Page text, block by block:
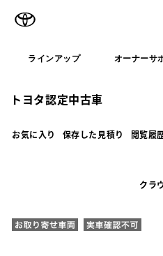
ラインアップ オーナーサ
トヨタ認定中古車
お気に入り 保存した見積り 閲覧履
クラ